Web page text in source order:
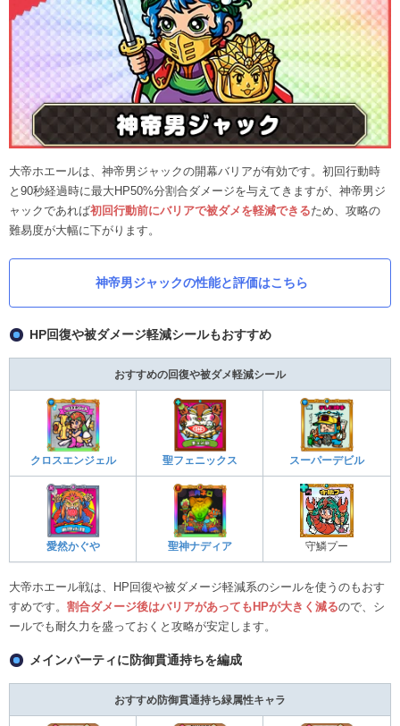
大帝ホエールは、神帝男ジャックの開幕バリアが有効です。初回行動時
と90秒経過時に最大HP50%分割合ダメージを与えてきますが、神帝男ジ
ャックであれば初回行動前にバリアで被ダメを軽減できるため、攻略の
難易度が大幅に下がります。
神帝男ジャックの性能と評価はこちら
HP回復や被ダメージ軽減シールもおすすめ
おすすめの回復や被ダメ軽減シール
クロスエンジェル 聖フェニックス スーパーデビル
愛然かぐや 聖神ナディア 守鱗プー
大帝ホエール戦は、HP回復や被ダメージ軽減系のシールを使うのもおす
すめです。 割合ダメージ後はバリアがあってもHPが大きく減るので、シ
ールでも耐久力を盛っておくと攻略が安定します。
メインパーティに防御貫通持ちを編成
おすすめ防御貫通持ち緑属性キャラ